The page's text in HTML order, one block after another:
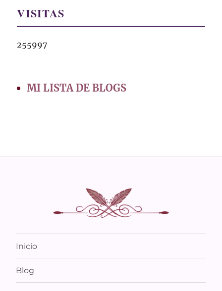
VISITAS
255997
MI LISTA DE BLOGS
Inicio
Blog